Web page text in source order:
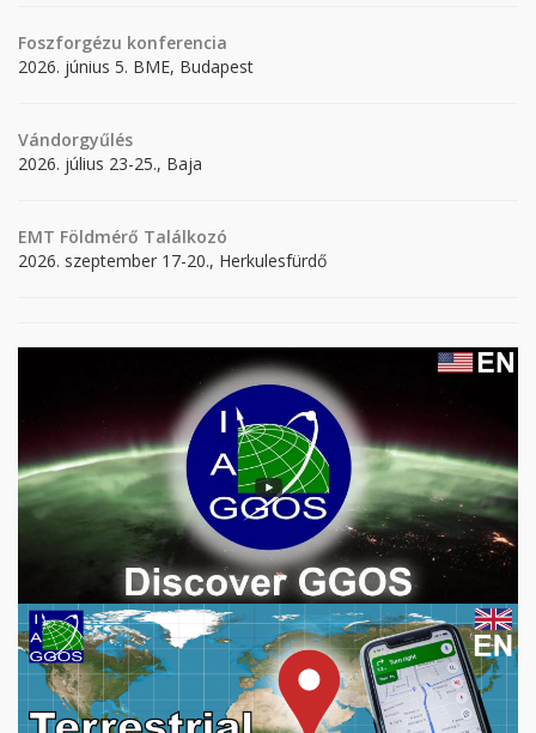
Foszforgézu konferencia
2026. június 5. BME, Budapest
Vándorgyűlés
2026. július 23-25., Baja
EMT Földmérő Találkozó
2026. szeptember 17-20., Herkulesfürdő